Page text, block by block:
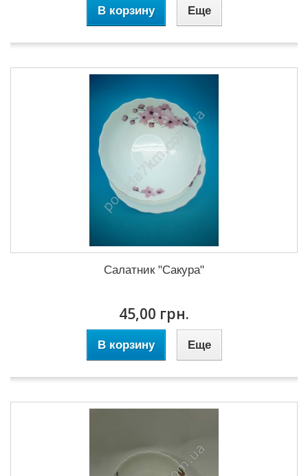
В корзину Еще
Салатник "Сакура"
45,00 грн.
В корзину Еще